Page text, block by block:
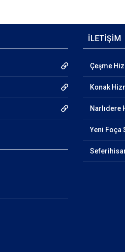
İLETİŞİM
Çeşme
Konak
Narlıdere
Yeni Foça